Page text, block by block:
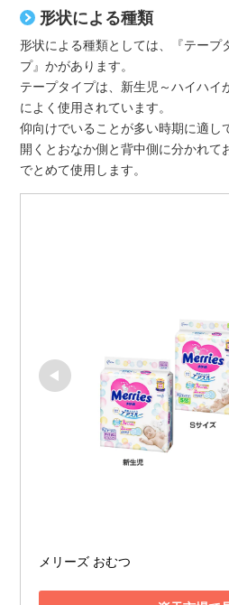
形状による種類
形状による種類としては、『テープ
プ』かがあります。
テープタイプは、新生児～ハイハイ
によく使用されています。
仰向けでいることが多い時期に適し
開くとおなか側と背中側に分かれて
でとめて使用します。
メリーズ おむつ